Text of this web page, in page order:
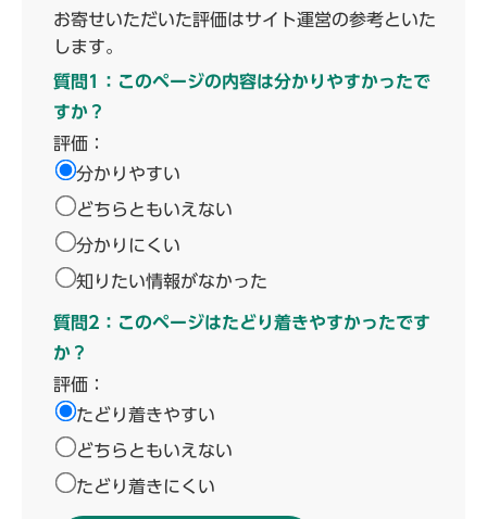
お寄せいただいた評価はサイト運営の参考といた
します。
質問1：このページの内容は分かりやすかったで
すか？
評価：
分かりやすい
どちらともいえない
分かりにくい
知りたい情報がなかった
質問2：このページはたどり着きやすかったです
か？
評価：
たどり着きやすい
どちらともいえない
たどり着きにくい